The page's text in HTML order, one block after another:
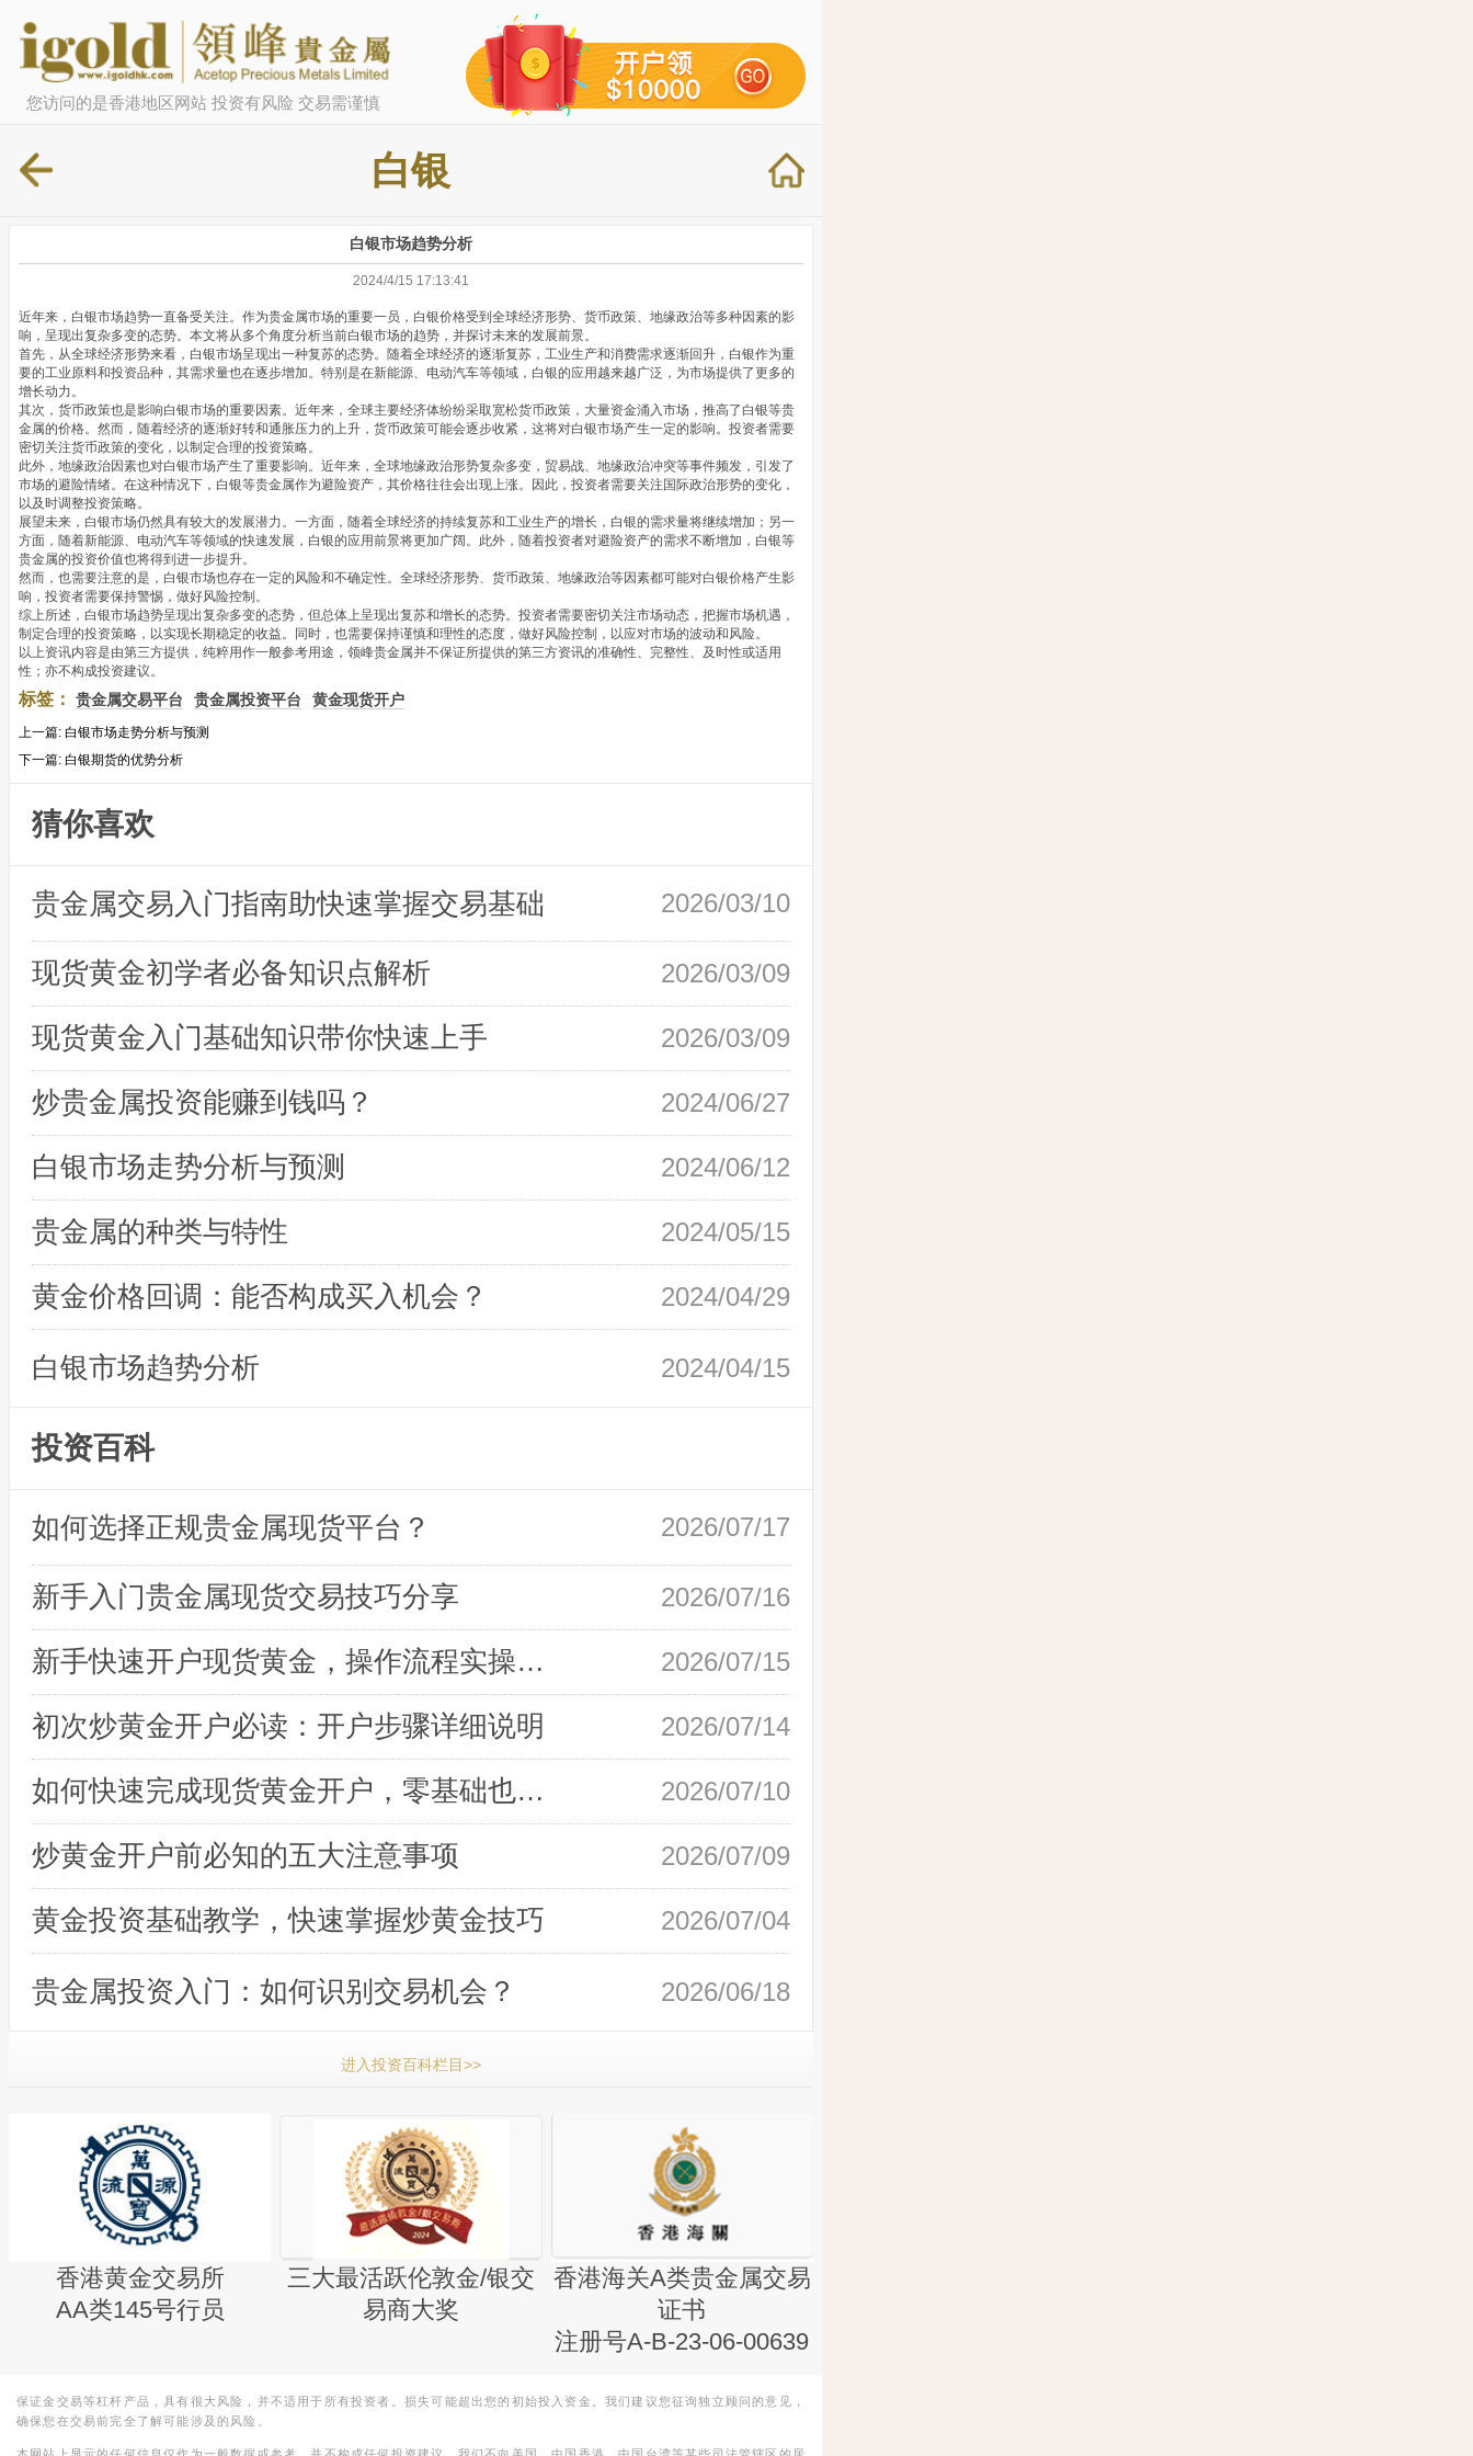
您访问的是香港地区网站 投资有风险 交易需谨慎
白银
白银市场趋势分析
2024/4/15 17:13:41
近年来，白银市场趋势一直备受关注。作为贵金属市场的重要一员，白银价格受到全球经济形势、货币政策、地缘政治等多种因素的影
响，呈现出复杂多变的态势。本文将从多个角度分析当前白银市场的趋势，并探讨未来的发展前景。
首先，从全球经济形势来看，白银市场呈现出一种复苏的态势。随着全球经济的逐渐复苏，工业生产和消费需求逐渐回升，白银作为重
要的工业原料和投资品种，其需求量也在逐步增加。特别是在新能源、电动汽车等领域，白银的应用越来越广泛，为市场提供了更多的
增长动力。
其次，货币政策也是影响白银市场的重要因素。近年来，全球主要经济体纷纷采取宽松货币政策，大量资金涌入市场，推高了白银等贵
金属的价格。然而，随着经济的逐渐好转和通胀压力的上升，货币政策可能会逐步收紧，这将对白银市场产生一定的影响。投资者需要
密切关注货币政策的变化，以制定合理的投资策略。
此外，地缘政治因素也对白银市场产生了重要影响。近年来，全球地缘政治形势复杂多变，贸易战、地缘政治冲突等事件频发，引发了
市场的避险情绪。在这种情况下，白银等贵金属作为避险资产，其价格往往会出现上涨。因此，投资者需要关注国际政治形势的变化，
以及时调整投资策略。
展望未来，白银市场仍然具有较大的发展潜力。一方面，随着全球经济的持续复苏和工业生产的增长，白银的需求量将继续增加；另一
方面，随着新能源、电动汽车等领域的快速发展，白银的应用前景将更加广阔。此外，随着投资者对避险资产的需求不断增加，白银等
贵金属的投资价值也将得到进一步提升。
然而，也需要注意的是，白银市场也存在一定的风险和不确定性。全球经济形势、货币政策、地缘政治等因素都可能对白银价格产生影
响，投资者需要保持警惕，做好风险控制。
综上所述，白银市场趋势呈现出复杂多变的态势，但总体上呈现出复苏和增长的态势。投资者需要密切关注市场动态，把握市场机遇，
制定合理的投资策略，以实现长期稳定的收益。同时，也需要保持谨慎和理性的态度，做好风险控制，以应对市场的波动和风险。
以上资讯内容是由第三方提供，纯粹用作一般参考用途，领峰贵金属并不保证所提供的第三方资讯的准确性、完整性、及时性或适用
性；亦不构成投资建议。
标签： 贵金属交易平台 贵金属投资平台 黄金现货开户
上一篇: 白银市场走势分析与预测
下一篇: 白银期货的优势分析
猜你喜欢
贵金属交易入门指南助快速掌握交易基础 2026/03/10
现货黄金初学者必备知识点解析 2026/03/09
现货黄金入门基础知识带你快速上手 2026/03/09
炒贵金属投资能赚到钱吗？ 2024/06/27
白银市场走势分析与预测 2024/06/12
贵金属的种类与特性 2024/05/15
黄金价格回调：能否构成买入机会？ 2024/04/29
白银市场趋势分析 2024/04/15
投资百科
如何选择正规贵金属现货平台？ 2026/07/17
新手入门贵金属现货交易技巧分享 2026/07/16
新手快速开户现货黄金，操作流程实操详解 2026/07/15
初次炒黄金开户必读：开户步骤详细说明 2026/07/14
如何快速完成现货黄金开户，零基础也能轻松上手 2026/07/10
炒黄金开户前必知的五大注意事项 2026/07/09
黄金投资基础教学，快速掌握炒黄金技巧 2026/07/04
贵金属投资入门：如何识别交易机会？ 2026/06/18
进入投资百科栏目>>
香港黄金交易所
AA类145号行员
三大最活跃伦敦金/银交
易商大奖
香港海关A类贵金属交易
证书
注册号A-B-23-06-00639
保证金交易等杠杆产品，具有很大风险，并不适用于所有投资者。损失可能超出您的初始投入资金。我们建议您征询独立顾问的意见，
确保您在交易前完全了解可能涉及的风险。
本网站上显示的任何信息仅作为一般数据或参考，并不构成任何投资建议。我们不向美国、中国香港、中国台湾等某些司法管辖区的居